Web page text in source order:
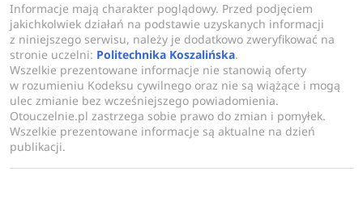
Informacje mają charakter poglądowy. Przed podjęciem
jakichkolwiek działań na podstawie uzyskanych informacji
z niniejszego serwisu, należy je dodatkowo zweryfikować na
stronie uczelni: Politechnika Koszalińska.
Wszelkie prezentowane informacje nie stanowią oferty
w rozumieniu Kodeksu cywilnego oraz nie są wiążące i mogą
ulec zmianie bez wcześniejszego powiadomienia.
Otouczelnie.pl zastrzega sobie prawo do zmian i pomyłek.
Wszelkie prezentowane informacje są aktualne na dzień
publikacji.